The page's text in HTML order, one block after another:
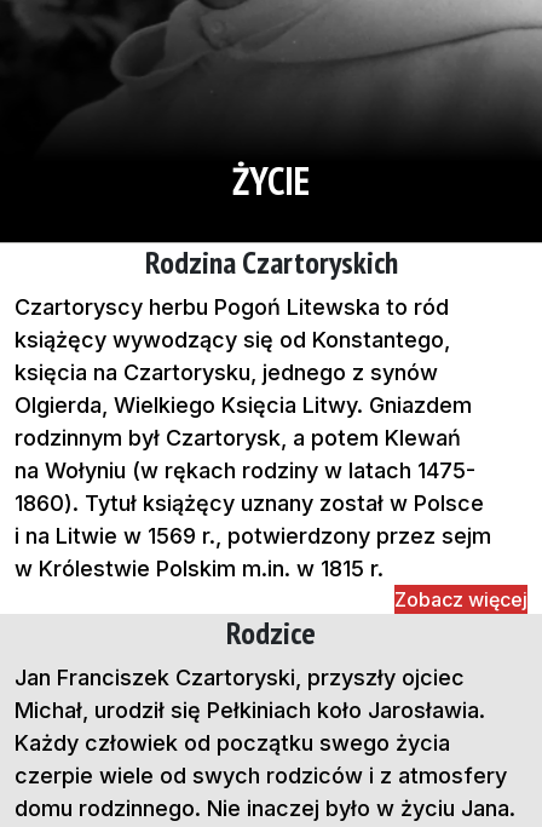
ŻYCIE
Rodzina Czartoryskich
Czartoryscy herbu Pogoń Litewska to ród
książęcy wywodzący się od Konstantego,
księcia na Czartorysku, jednego z synów
Olgierda, Wielkiego Księcia Litwy. Gniazdem
rodzinnym był Czartorysk, a potem Klewań
na Wołyniu (w rękach rodziny w latach 1475-
1860). Tytuł książęcy uznany został w Polsce
i na Litwie w 1569 r., potwierdzony przez sejm
w Królestwie Polskim m.in. w 1815 r.
Zobacz więcej
Rodzice
Jan Franciszek Czartoryski, przyszły ojciec
Michał, urodził się Pełkiniach koło Jarosławia.
Każdy człowiek od początku swego życia
czerpie wiele od swych rodziców i z atmosfery
domu rodzinnego. Nie inaczej było w życiu Jana.